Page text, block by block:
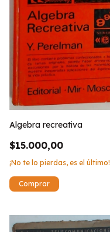
Algebra recreativa
$15.000,00
¡No te lo pierdas, es el último!